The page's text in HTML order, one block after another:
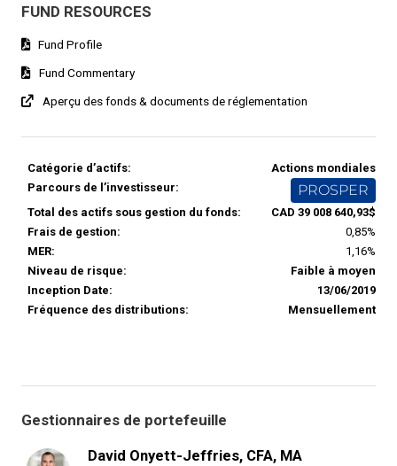
FUND RESOURCES
Fund Profile
Fund Commentary
Aperçu des fonds & documents de réglementation
Catégorie d’actifs:
Actions mondiales
Parcours de l’investisseur:
PROSPER
Total des actifs sous gestion du fonds:
CAD 39 008 640,93$
Frais de gestion:
0,85%
MER:
1,16%
Niveau de risque:
Faible à moyen
Inception Date:
13/06/2019
Fréquence des distributions:
Mensuellement
Gestionnaires de portefeuille
David Onyett-Jeffries, CFA, MA